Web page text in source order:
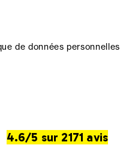
de données personnelles
4.6/5 sur 2171 avis